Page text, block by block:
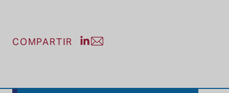
COMPARTIR Compartir publicación en LinkedIn
Compartir entrada por correo